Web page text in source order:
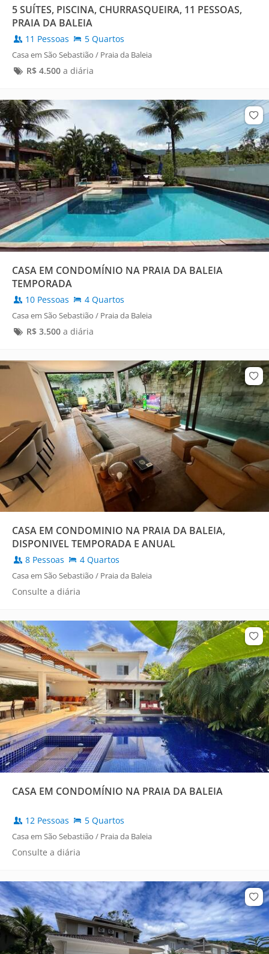
5 SUÍTES, PISCINA, CHURRASQUEIRA, 11 PESSOAS,
PRAIA DA BALEIA
11 Pessoas 5 Quartos
Casa em São Sebastião / Praia da Baleia
R$ 4.500a diária
CASA EM CONDOMÍNIO NA PRAIA DA BALEIA
TEMPORADA
10 Pessoas 4 Quartos
Casa em São Sebastião / Praia da Baleia
R$ 3.500a diária
CASA EM CONDOMINIO NA PRAIA DA BALEIA,
DISPONIVEL TEMPORADA E ANUAL
8 Pessoas 4 Quartos
Casa em São Sebastião / Praia da Baleia
Consulte a diária
CASA EM CONDOMÍNIO NA PRAIA DA BALEIA
12 Pessoas 5 Quartos
Casa em São Sebastião / Praia da Baleia
Consulte a diária